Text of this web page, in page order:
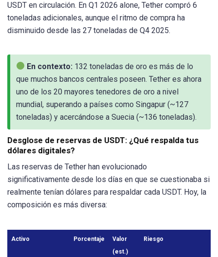
USDT en circulación. En Q1 2026 alone, Tether compró 6
toneladas adicionales, aunque el ritmo de compra ha
disminuido desde las 27 toneladas de Q4 2025.
En contexto: 132 toneladas de oro es más de lo
que muchos bancos centrales poseen. Tether es ahora
uno de los 20 mayores tenedores de oro a nivel
mundial, superando a países como Singapur (~127
toneladas) y acercándose a Suecia (~136 toneladas).
Desglose de reservas de USDT: ¿Qué respalda tus
dólares digitales?
Las reservas de Tether han evolucionado
significativamente desde los días en que se cuestionaba si
realmente tenían dólares para respaldar cada USDT. Hoy, la
composición es más diversa:
Activo Porcentaje
Valor
(est.)
Riesgo